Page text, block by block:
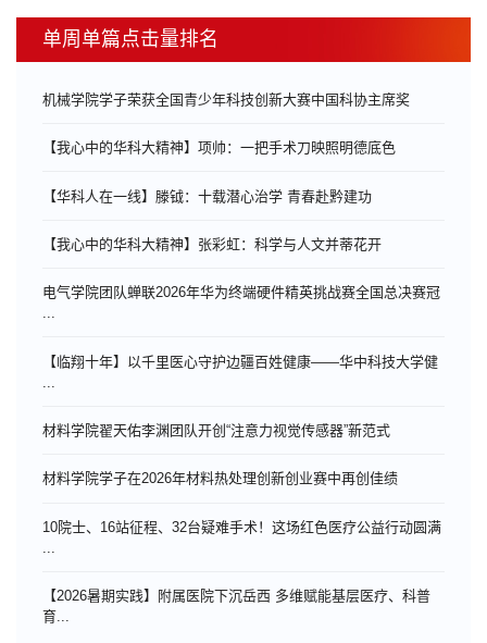
单周单篇点击量排名
机械学院学子荣获全国青少年科技创新大赛中国科协主席奖
【我心中的华科大精神】项帅：一把手术刀映照明德底色
【华科人在一线】滕钺：十载潜心治学 青春赴黔建功
【我心中的华科大精神】张彩虹：科学与人文并蒂花开
电气学院团队蝉联2026年华为终端硬件精英挑战赛全国总决赛冠
...
【临翔十年】以千里医心守护边疆百姓健康——华中科技大学健
材料学院翟天佑李渊团队开创“注意力视觉传感器”新范式
材料学院学子在2026年材料热处理创新创业赛中再创佳绩
10院士、16站征程、32台疑难手术！这场红色医疗公益行动圆满
【2026暑期实践】附属医院下沉岳西 多维赋能基层医疗、科普
育...